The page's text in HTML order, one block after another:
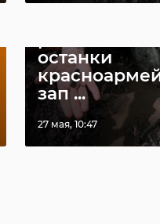
останки
зап ...
27 мая, 10:47